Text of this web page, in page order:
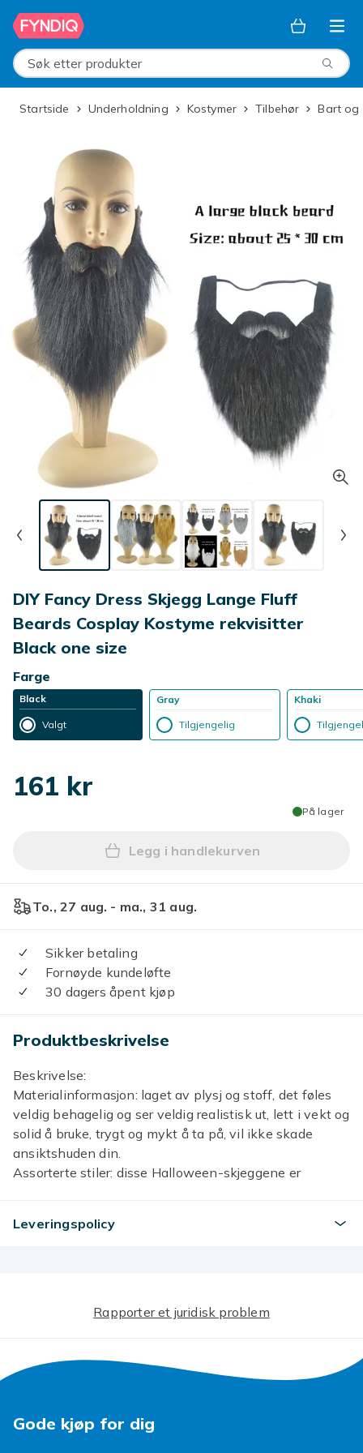
Hopp til hovedinnhold
Søk etter produkter
Startside Underholdning Kostymer Tilbehør Bart
DIY Fancy Dress Skjegg Lange Fluff
Beards Cosplay Kostyme rekvisitter
Black one size
Farge
Black
Valgt
Gray
Tilgjengelig
Khaki
161 kr
På lager
Legg i handlekurven
To., 27 aug. - ma., 31 aug.
Sikker betaling
Fornøyde kundeløfte
30 dagers åpent kjøp
Produktbeskrivelse
Beskrivelse:
Materialinformasjon: laget av plysj og stoff, det føles
veldig behagelig og ser veldig realistisk ut, lett i vekt og
solid å bruke, trygt og mykt å ta på, vil ikke skade
ansiktshuden din.
Assorterte stiler: disse Halloween-skjeggene er
flere folks øyne, gi deg en annen cosplay-opplevelse.
Farge: Svart, brun, grå, hvit
Skjegget vil ha flytende hår som faller.
akseptabel på grunn av lyset og .
Leveringspolicy
Rapporter et juridisk problem
Gode kjøp for dig